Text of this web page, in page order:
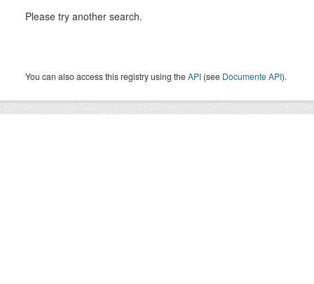
Please try another search.
You can also access this registry using theAPI (see Documente API).